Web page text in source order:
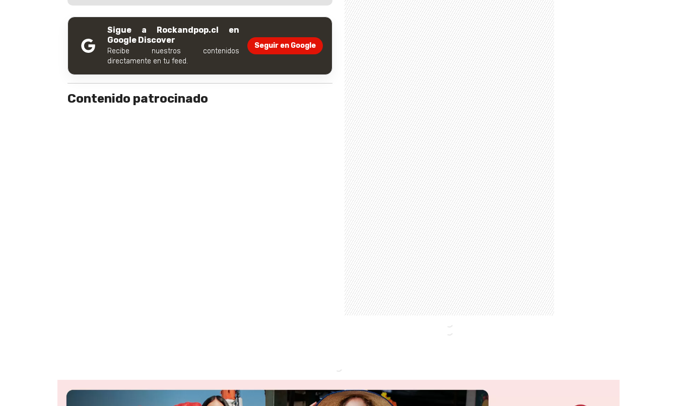
Sigue a Rockandpop.cl en
Google Discover
Recibe nuestros contenidos
directamente en tu feed.
Seguir en Google
Contenido patrocinado